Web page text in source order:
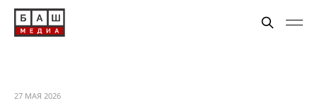
27 МАЯ 2026